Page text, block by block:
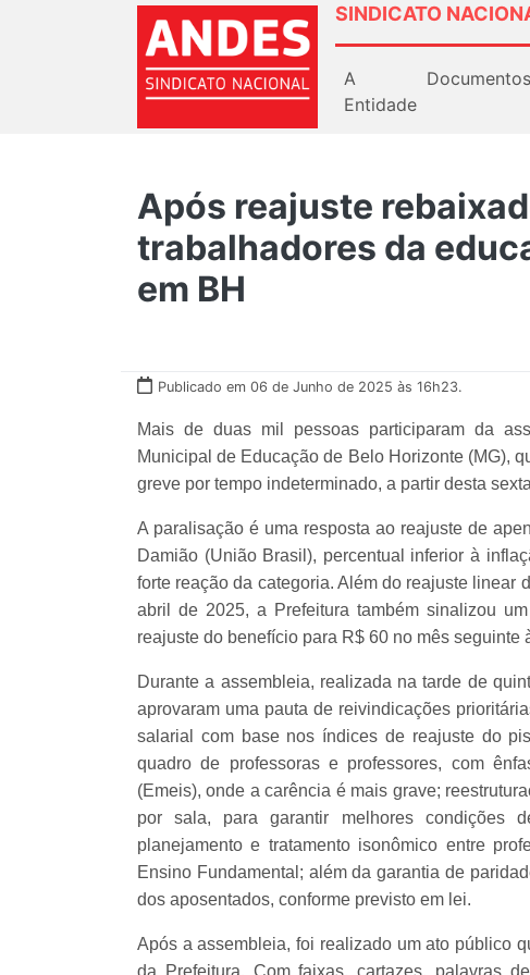
SINDICATO
A
Entidade
Documentos
Após reajuste
trabalhadores da
em BH
Publicado em 06 de Junho de 2025 às 16h23.
Mais de duas mil pessoas participaram da
Municipal de Educação de Belo Horizonte (MG),
greve por tempo indeterminado, a partir desta
A paralisação é uma resposta ao reajuste de
Damião (União Brasil), percentual inferior à
forte reação da categoria. Além do reajuste linear
abril de 2025, a Prefeitura também sinalizou
reajuste do benefício para R$ 60 no mês seguinte
Durante a assembleia, realizada na tarde de
aprovaram uma pauta de reivindicações
salarial com base nos índices de reajuste do
quadro de professoras e professores, com
(Emeis), onde a carência é mais grave;
por sala, para garantir melhores condições
planejamento e tratamento isonômico entre
Ensino Fundamental; além da garantia de
dos aposentados, conforme previsto em lei.
Após a assembleia, foi realizado um ato público
da Prefeitura. Com faixas, cartazes, palavras